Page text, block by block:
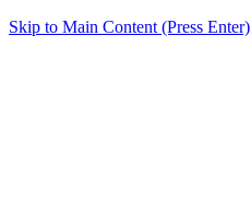
Skip to Main Content (Press Enter)